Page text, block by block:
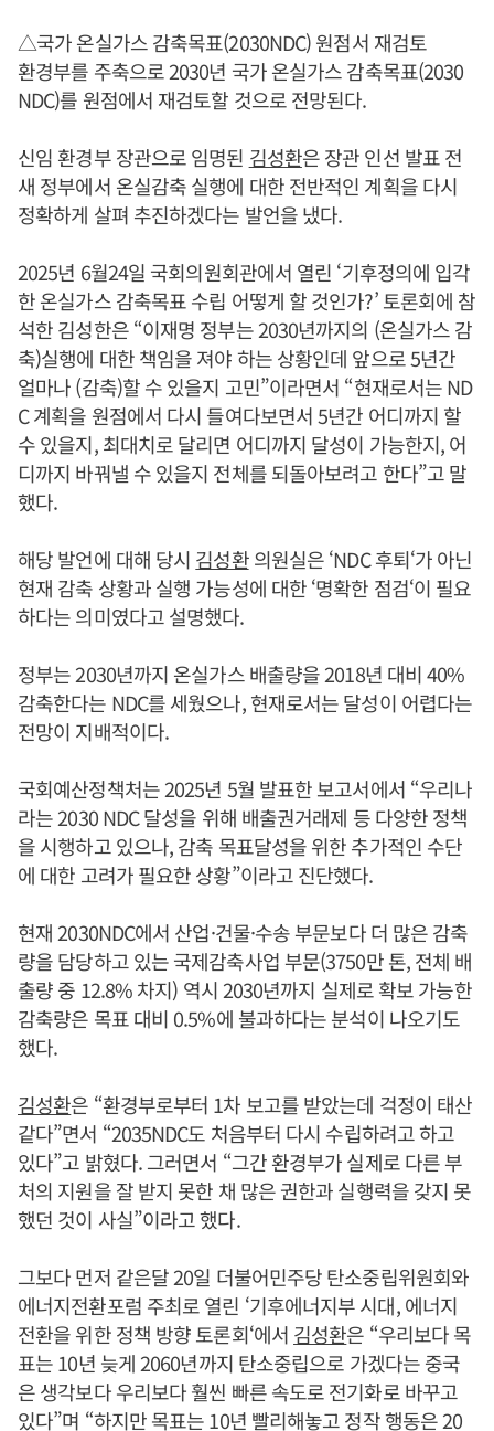
△국가 온실가스 감축목표(2030NDC) 원점서 재검토
환경부를 주축으로 2030년 국가 온실가스 감축목표(2030
NDC)를 원점에서 재검토할 것으로 전망된다.
신임 환경부 장관으로 임명된 김성환은 장관 인선 발표 전
새 정부에서 온실감축 실행에 대한 전반적인 계획을 다시
정확하게 살펴 추진하겠다는 발언을 냈다.
2025년 6월24일 국회의원회관에서 열린 ‘기후정의에 입각
한 온실가스 감축목표 수립 어떻게 할 것인가?’ 토론회에 참
석한 김성한은 “이재명 정부는 2030년까지의 (온실가스 감
축)실행에 대한 책임을 져야 하는 상황인데 앞으로 5년간
얼마나 (감축)할 수 있을지 고민”이라면서 “현재로서는 ND
C 계획을 원점에서 다시 들여다보면서 5년간 어디까지 할
수 있을지, 최대치로 달리면 어디까지 달성이 가능한지, 어
디까지 바꿔낼 수 있을지 전체를 되돌아보려고 한다”고 말
했다.
해당 발언에 대해 당시 김성환의원실은 ‘NDC 후퇴‘가 아닌
현재 감축 상황과 실행 가능성에 대한 ‘명확한 점검‘이 필요
하다는 의미였다고 설명했다.
정부는 2030년까지 온실가스 배출량을 2018년 대비 40%
감축한다는 NDC를 세웠으나, 현재로서는 달성이 어렵다는
전망이 지배적이다.
국회예산정책처는 2025년 5월 발표한 보고서에서 “우리나
라는 2030 NDC 달성을 위해 배출권거래제 등 다양한 정책
을 시행하고 있으나, 감축 목표달성을 위한 추가적인 수단
에 대한 고려가 필요한 상황”이라고 진단했다.
현재 2030NDC에서 산업·건물·수송 부문보다 더 많은 감축
량을 담당하고 있는 국제감축사업 부문(3750만 톤, 전체 배
출량 중 12.8% 차지) 역시 2030년까지 실제로 확보 가능한
감축량은 목표 대비 0.5%에 불과하다는 분석이 나오기도
했다.
김성환은 “환경부로부터 1차 보고를 받았는데 걱정이 태산
같다”면서 “2035NDC도 처음부터 다시 수립하려고 하고
있다”고 밝혔다. 그러면서 “그간 환경부가 실제로 다른 부
처의 지원을 잘 받지 못한 채 많은 권한과 실행력을 갖지 못
했던 것이 사실”이라고 했다.
그보다 먼저 같은달 20일 더불어민주당 탄소중립위원회와
에너지전환포럼 주최로 열린 ‘기후에너지부 시대, 에너지
전환을 위한 정책 방향 토론회‘에서 김성환은 “우리보다 목
표는 10년 늦게 2060년까지 탄소중립으로 가겠다는 중국
은 생각보다 우리보다 훨씬 빠른 속도로 전기화로 바꾸고
있다”며 “하지만 목표는 10년 빨리해놓고 정작 행동은 20